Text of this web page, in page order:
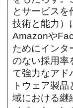
とサービス
技術と能力）
Amazonや
ためにインタ
のない採用率
て強力なアド
トウェア製
域における継